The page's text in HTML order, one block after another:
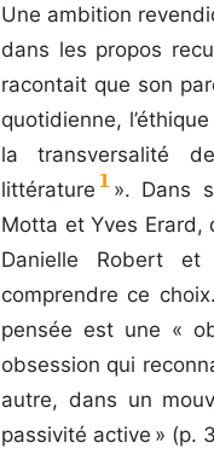
Une ambition
dans les propos
racontait que son
quotidienne,
la transversalité
littérature 1 ». Dans
Motta et Yves Erard,
Danielle Robert
comprendre ce
pensée est une «
obsession qui
autre, dans un
passivité active » (p.